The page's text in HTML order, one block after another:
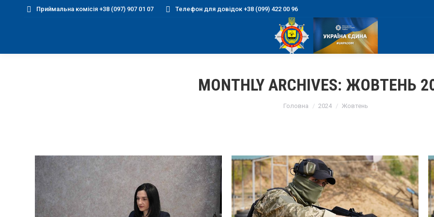
Приймальна комісія +38 (097) 907 01 07 Телефон для довідок +38 (099) 422 00 96
MONTHLY ARCHIVES: ЖОВТЕНЬ
Головна 2024 Жовтень